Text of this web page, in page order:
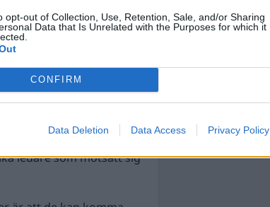
opt-out of Collection, Use, Retention, Sale, and/or Sharing
Data that Is Unrelated with the Purposes for which it
CONFIRM
Data Deletion Data Access Privacy Policy
och i utbyte mot vad?
som vill göra revolution,
passar på att sälja
olja och andra
gånger, man har till och
ledare som motsatt sig